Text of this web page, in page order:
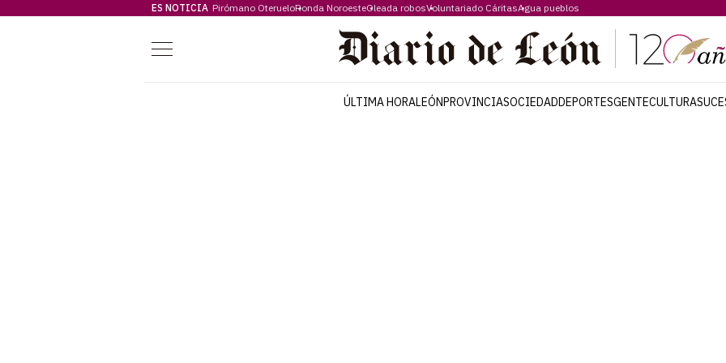
ES NOTICIA Pirómano OterueloRonda NoroesteOleada robosVoluntariado CáritasAgua pueblos
Menú
ÚLTIMA HORALEÓNPROVINCIASOCIEDADDEPORTESGENTECULTURA